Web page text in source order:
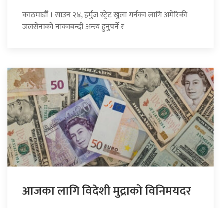
काठमाडौँ । साउन २४, हर्मुज स्ट्रेट खुला गर्नका लागि अमेरिकी
जलसेनाको नाकाबन्दी अन्त्य हुनुपर्ने र
आजका लागि विदेशी मुद्राको विनिमयदर